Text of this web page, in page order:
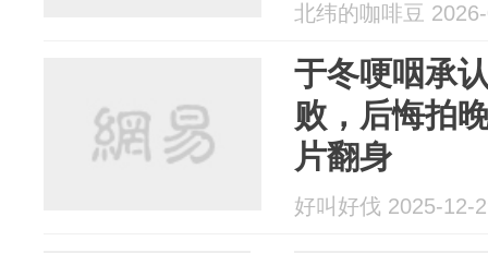
北纬的咖啡豆
于冬哽咽承
败，后悔拍
片翻身
好叫好伐 2025-12-